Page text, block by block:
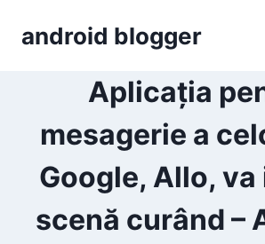
android blogger
Aplicația
mesagerie a
Google, Allo,
scenă curând –